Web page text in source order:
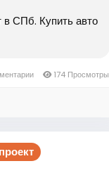
заказчика, а так
решение приняв
возможно будет
СПб. Купить авто
174 Просмотры